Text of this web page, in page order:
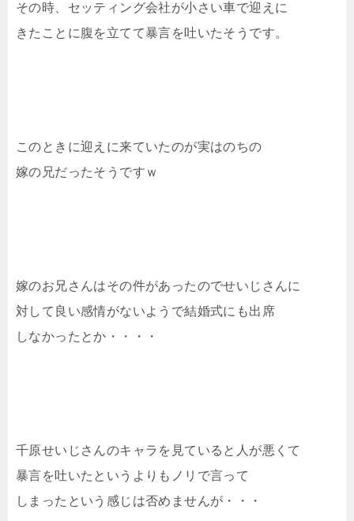
その時、セッティング会社が小さい車で迎えに
きたことに腹を立てて暴言を吐いたそうです。
このときに迎えに来ていたのが実はのちの
嫁の兄だったそうですｗ
嫁のお兄さんはその件があったのでせいじさんに
対して良い感情がないようで結婚式にも出席
しなかったとか・・・・
千原せいじさんのキャラを見ていると人が悪くて
暴言を吐いたというよりもノリで言って
しまったという感じは否めませんが・・・